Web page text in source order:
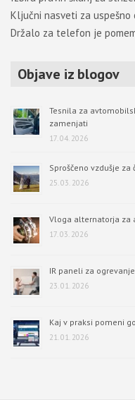
Ključni nasveti za
Držalo za telefon je
Objave iz blogov
Tesnila za
zamenjati
17. 04. 2026
Sproščeno vzdušje
25. 03. 2026
Vloga alternatorja za
17. 03. 2026
IR paneli za
23. 01. 2026
Kaj v praksi pomeni
21. 01. 2026